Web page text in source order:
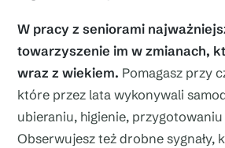
W pracy z seniorami
towarzyszenie im w zmianach,
wraz z wiekiem. Pomagasz przy
które przez lata wykonywali
ubieraniu, higienie, przygotowaniu
Obserwujesz też drobne sygnały,